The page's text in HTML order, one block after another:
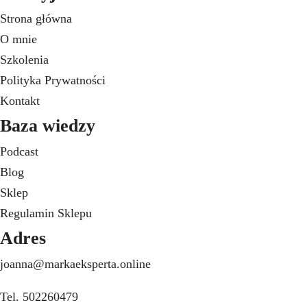
Strona główna
O mnie
Szkolenia
Polityka Prywatności
Kontakt
Baza wiedzy
Podcast
Blog
Sklep
Regulamin Sklepu
Adres
joanna@markaeksperta.online
Tel. 502260479